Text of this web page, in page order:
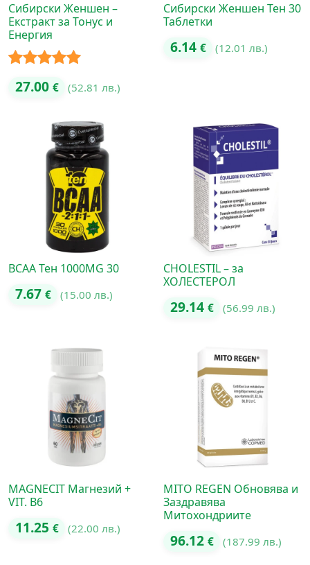
Сибирски Женшен –
Екстракт за Тонус и
Енергия
Оценено с
27.00 € (52.81 лв.)
Сибирски Женшен Тен 30
Таблетки
6.14 € (12.01 лв.)
BCAA Тен 1000MG 30
7.67 € (15.00 лв.)
CHOLESTIL – за
ХОЛЕСТЕРОЛ
29.14 € (56.99 лв.)
MAGNECIT Магнезий +
VIT. B6
11.25 € (22.00 лв.)
MITO REGEN Обновява и
Заздравява
Митохондриите
96.12 € (187.99 лв.)